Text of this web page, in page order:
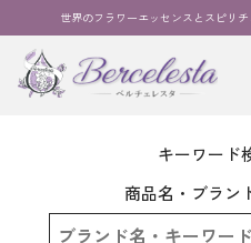
世界のフラワーエッセンスとスピリ
キーワード
商品名・ブラン